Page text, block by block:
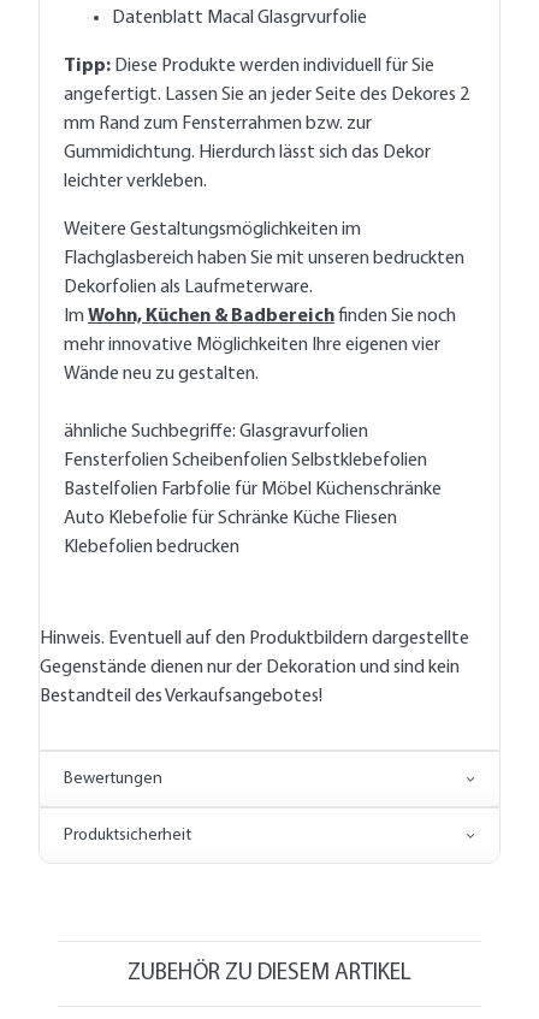
Datenblatt Macal Glasgrvurfolie
Tipp: Diese Produkte werden individuell für Sie
angefertigt. Lassen Sie an jeder Seite des Dekores 2
mm Rand zum Fensterrahmen bzw. zur
Gummidichtung. Hierdurch lässt sich das Dekor
leichter verkleben.
Weitere Gestaltungsmöglichkeiten im
Flachglasbereich haben Sie mit unseren bedruckten
Dekorfolien als Laufmeterware.
Im Wohn, Küchen & Badbereichfinden Sie noch
mehr innovative Möglichkeiten Ihre eigenen vier
Wände neu zu gestalten.
ähnliche Suchbegriffe: Glasgravurfolien
Fensterfolien Scheibenfolien Selbstklebefolien
Bastelfolien Farbfolie für Möbel Küchenschränke
Auto Klebefolie für Schränke Küche Fliesen
Klebefolien bedrucken
Hinweis. Eventuell auf den Produktbildern dargestellte
Gegenstände dienen nur der Dekoration und sind kein
Bestandteil des Verkaufsangebotes!
Bewertungen
Produktsicherheit
ZUBEHÖR ZU DIESEM ARTIKEL